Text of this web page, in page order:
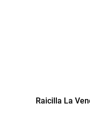
Raicilla La